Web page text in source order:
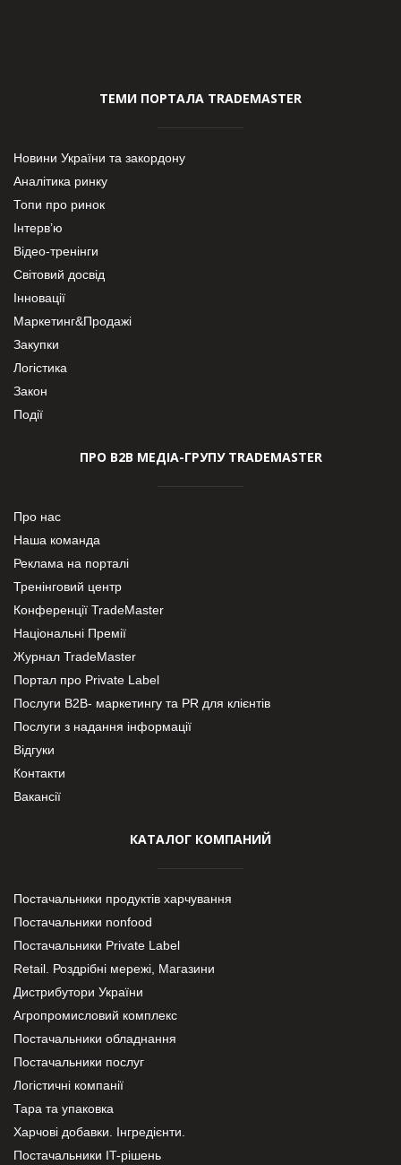
ТЕМИ ПОРТАЛА TRADEMASTER
Новини України та закордону
Аналітика ринку
Топи про ринок
Інтерв’ю
Відео-тренінги
Світовий досвід
Інновації
Маркетинг&Продажі
Закупки
Логістика
Закон
Події
ПРО В2В МЕДІА-ГРУПУ TRADEMASTER
Про нас
Наша команда
Реклама на порталі
Тренінговий центр
Конференції TradeMaster
Національні Премії
Журнал TradeMaster
Портал про Private Label
Послуги В2В- маркетингу та PR для клієнтів
Послуги з надання інформації
Відгуки
Контакти
Вакансії
КАТАЛОГ КОМПАНИЙ
Постачальники продуктів харчування
Постачальники nonfood
Постачальники Private Label
Retail. Роздрібні мережі, Магазини
Дистрибутори України
Агропромисловий комплекс
Постачальники обладнання
Постачальники послуг
Логістичні компанії
Тара та упаковка
Харчові добавки. Інгредієнти.
Постачальники IT-рішень